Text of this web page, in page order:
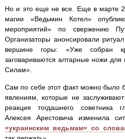
Но и это еще не все. Еще в марте
магии «Ведьмин Котел»
мероприятий» по свержению
Организаторы анонсировали
вершине горы: «Уже собран
заговариваются алтарные ножи
Силам».
Сам по себе этот факт можно было
явлениям, которые не
реакция тогдашнего советника
Алексея Арестовича изменила
«украинским ведьмам» со